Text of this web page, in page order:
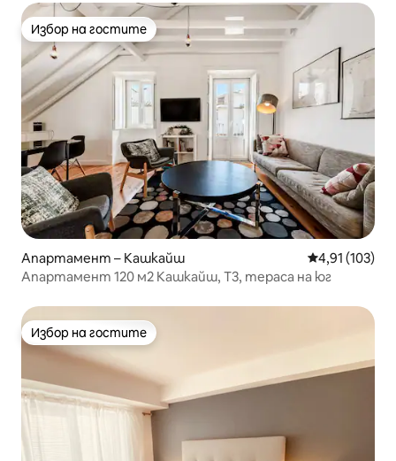
Избор на гостите
Избор на гостите
Апартамент – Кашкайш Средна
4,91 (103)
Апартамент 120 м2 Кашкайш, Т3, тераса на юг
Избор на гостите
Избор на гостите